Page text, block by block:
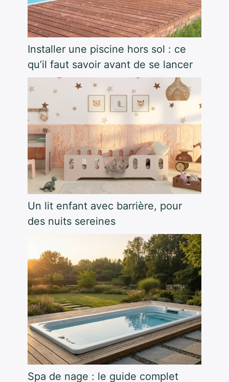
Installer une piscine hors sol : ce
qu’il faut savoir avant de se lancer
Un lit enfant avec barrière, pour
des nuits sereines
Spa de nage : le guide complet